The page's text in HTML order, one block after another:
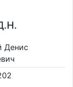
Денис